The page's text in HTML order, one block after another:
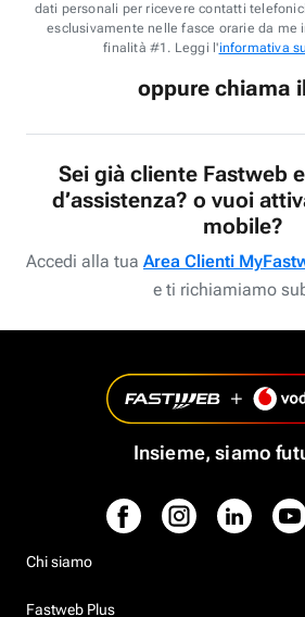
dati personali per ricevere contatti
esclusivamente nelle fasce orarie da me
finalità #1. Leggi l'informativa
oppure chiama
Sei già cliente Fastweb
d’assistenza? o vuoi
mobile?
Accedi alla tua Area Clienti
e ti richiamiamo
Insieme, siamo
Chi siamo
Fastweb Plus